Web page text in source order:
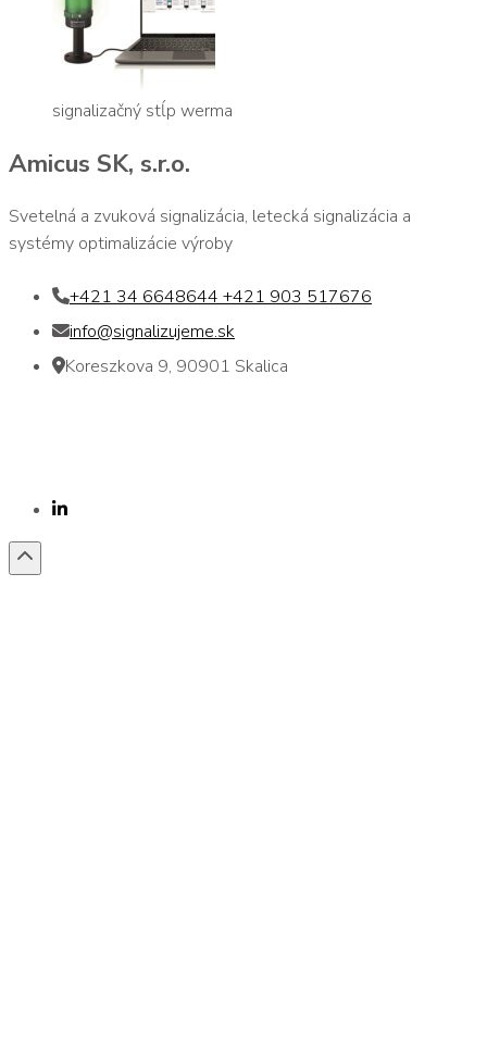
signalizačný stĺp werma
Amicus SK, s.r.o.
Svetelná a zvuková signalizácia, letecká signalizácia a
systémy optimalizácie výroby
+421 34 6648644 +421 903 517676
info@signalizujeme.sk
Koreszkova 9, 90901 Skalica